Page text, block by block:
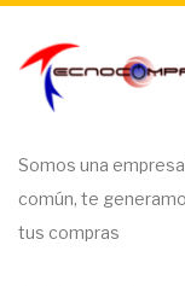
Somos una
común, te
tus compras